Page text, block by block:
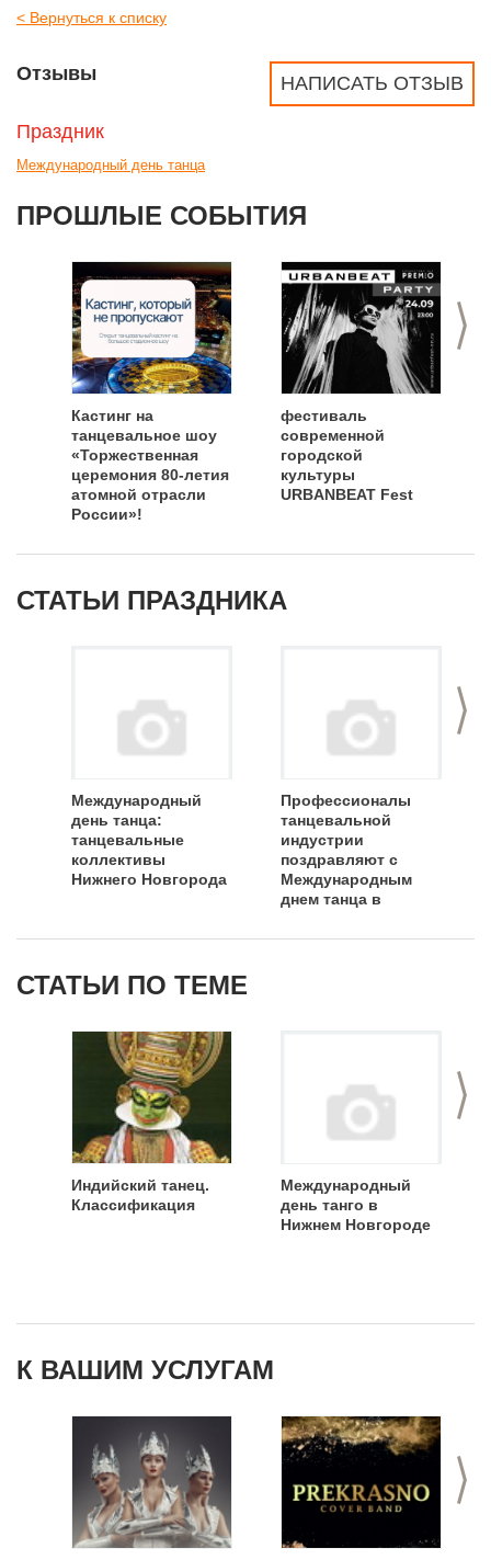
< Вернуться к списку
НАПИСАТЬ ОТЗЫВ
Отзывы
Праздник
Международный день танца
ПРОШЛЫЕ СОБЫТИЯ
>
Кастинг на
танцевальное шоу
«Торжественная
церемония 80-летия
атомной отрасли
России»!
фестиваль
современной
городской
культуры
URBANBEAT Fest
СТАТЬИ ПРАЗДНИКА
>
Международный
день танца:
танцевальные
коллективы
Нижнего Новгорода
Профессионалы
танцевальной
индустрии
поздравляют с
Международным
днем танца в
СТАТЬИ ПО ТЕМЕ
>
Индийский танец.
Классификация
Международный
день танго в
Нижнем Новгороде
К ВАШИМ УСЛУГАМ
>